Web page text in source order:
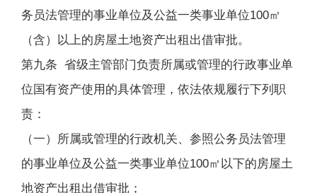
务员法管理的事业单位及公益一类事业单位100㎡
（含）以上的房屋土地资产出租出借审批。
第九条 省级主管部门负责所属或管理的行政事业单
位国有资产使用的具体管理，依法依规履行下列职
责：
（一）所属或管理的行政机关、参照公务员法管理
的事业单位及公益一类事业单位100㎡以下的房屋土
地资产出租出借审批；